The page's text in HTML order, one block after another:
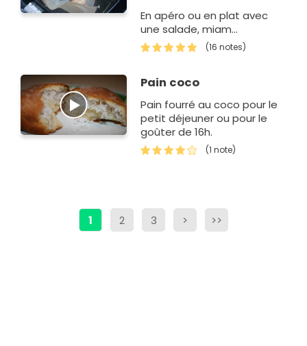
façon airfryer
En apéro ou en plat avec
une salade, miam...
(16 notes)
Pain coco
Pain fourré au coco pour le
petit déjeuner ou pour le
goûter de 16h.
(1 note)
1 2 3 > >>